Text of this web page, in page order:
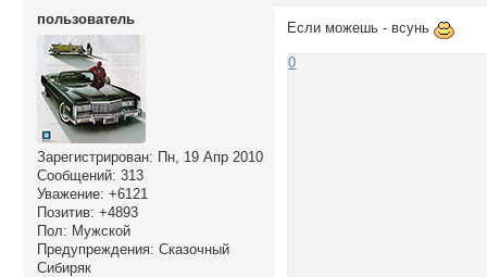
пользователь
Зарегистрирован: Пн, 19 Апр 2010
Сообщений: 313
Уважение: +6121
Позитив: +4893
Пол: Мужской
Предупреждения: Сказочный
Сибиряк
Если можешь - всунь
0